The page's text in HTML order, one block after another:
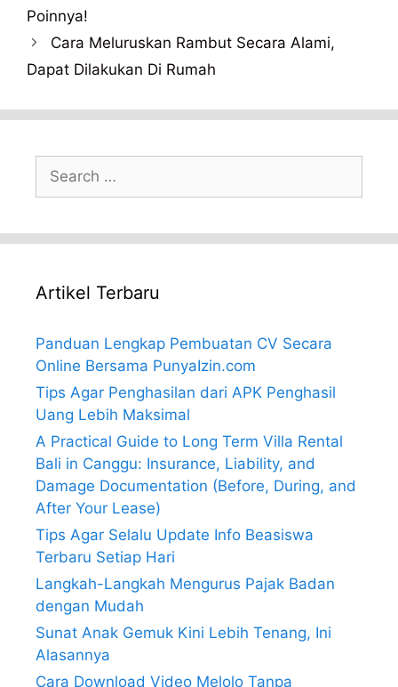
Poinnya!
Cara Meluruskan Rambut Secara Alami,
Dapat Dilakukan Di Rumah
Search
for:
Artikel Terbaru
Panduan Lengkap Pembuatan CV Secara
Online Bersama PunyaIzin.com
Tips Agar Penghasilan dari APK Penghasil
Uang Lebih Maksimal
A Practical Guide to Long Term Villa Rental
Bali in Canggu: Insurance, Liability, and
Damage Documentation (Before, During, and
After Your Lease)
Tips Agar Selalu Update Info Beasiswa
Terbaru Setiap Hari
Langkah-Langkah Mengurus Pajak Badan
dengan Mudah
Sunat Anak Gemuk Kini Lebih Tenang, Ini
Alasannya
Cara Download Video Melolo Tanpa